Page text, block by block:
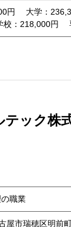
円 大学：
：218,000円
ック株
職業
屋市瑞穂区明前